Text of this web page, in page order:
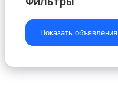
Показать объявления